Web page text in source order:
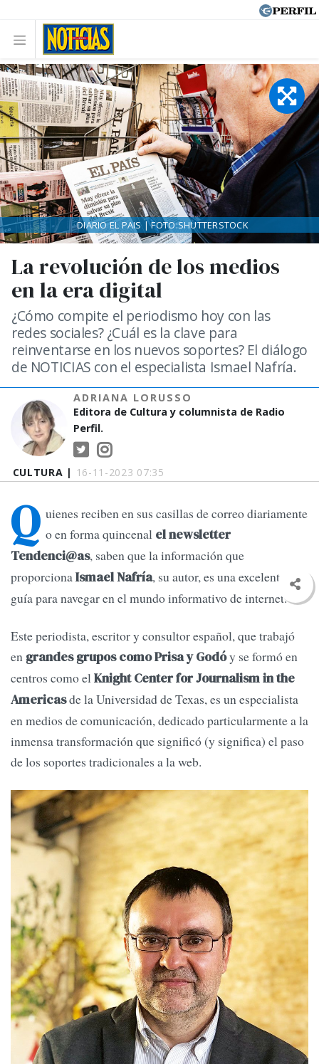
CULTURA | 16-11-2023 07:35
La revolución de los medios
en la era digital
¿Cómo compite el periodismo hoy con las
redes sociales? ¿Cuál es la clave para
reinventarse en los nuevos soportes? El diálogo
de NOTICIAS con el especialista Ismael Nafría.
ADRIANA LORUSSO
Editora de Cultura y columnista de Radio
Perfil.
DIARIO EL PAIS | FOTO:SHUTTERSTOCK
Q uienes reciben en sus casillas de correo diariamente
o en forma quincenal el newsletter
Tendenci@as, saben que la información que
proporcionaIsmael Nafría, su autor, es una excelente
guía para navegar en el mundo informativo de internet.
Este periodista, escritor y consultor español, que trabajó
en grandes grupos como Prisa y Godóy se formó en
centros como elKnight Center for Journalism in the
Americasde la Universidad de Texas,es un especialista
en medios de comunicación, dedicado particularmente a la
inmensa transformación que significó (y significa) el paso
de los soportes tradicionales a la web.